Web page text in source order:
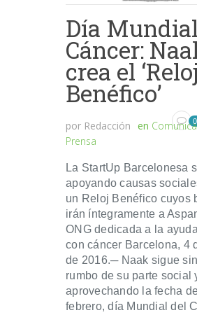
Día
Cáncer:
crea el ‘Reloj
Benéfico’
por Redacción en
Prensa
0
La StartUp Barcelonesa
apoyando causas
un Reloj Benéfico cuyos
irán íntegramente a
ONG dedicada a la
con cáncer Barcelona, 4
de 2016.─ Naak sigue
rumbo de su parte social
aprovechando la fecha
febrero, día Mundial del